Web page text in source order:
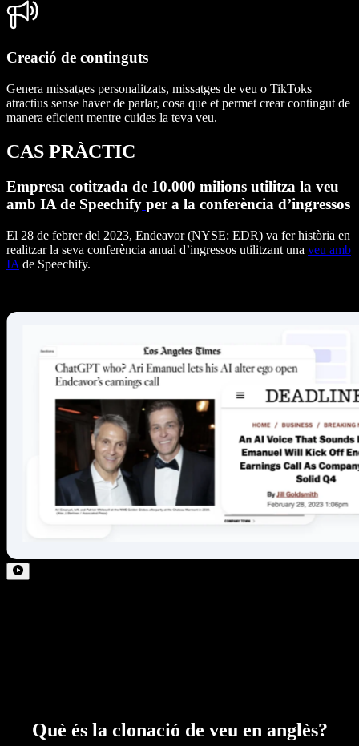
Creació de continguts
Genera missatges personalitzats, missatges de veu o TikToks
atractius sense haver de parlar, cosa que et permet crear contingut de
manera eficient mentre cuides la teva veu.
CAS PRÀCTIC
Empresa cotitzada de 10.000 milions utilitza la veu
amb IA de Speechify per a la conferència d’ingressos
El 28 de febrer del 2023, Endeavor (NYSE: EDR) va fer història en
realitzar la seva conferència anual d’ingressos utilitzant una veu amb
IA de Speechify.
Què és la clonació de veu en anglès?